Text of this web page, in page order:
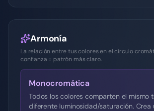
Armonía
La relación entre tus colores en el círculo
confianza = patrón más claro.
Monocromática
Todos los colores comparten el mismo
diferente luminosidad/saturación. Crea